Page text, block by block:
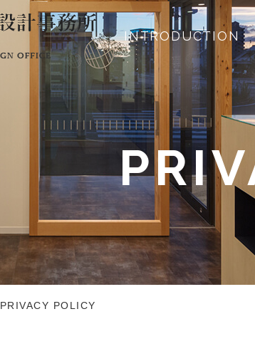
INTRODUCTION
PRIVACY POLICY